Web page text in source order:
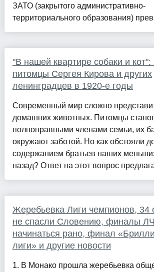
ЗАТО (закрытого административно-
территориального образования)
"В нашей квартире собаки и
питомцы Сергея Кирова и других
ленинградцев в 1920-е годы
Современный мир сложно
домашних животных. Питомцы
полноправными членами семьи, их
окружают заботой. Но как обстояли
содержанием братьев наших
назад? Ответ на этот вопрос
Жеребьевка Лиги чемпионов, 34
не спасли Словению, финалы ЛЧ
начинаться рано, финал
лиги» и другие новости
1. В Монако прошла жеребьевка